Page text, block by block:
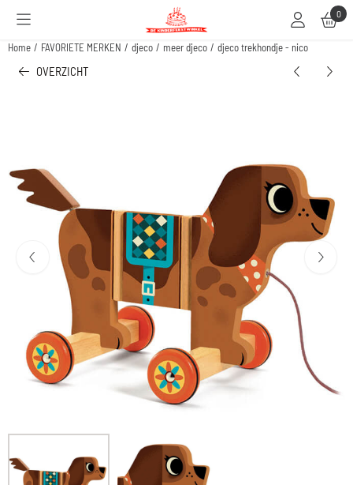
Cookievoorkeuren zijn beschikbaar. Kies instellingen of sta alle cookies toe.0
Home / FAVORIETE MERKEN / djeco / meer djeco / djeco trekhondje - nico
OVERZICHT